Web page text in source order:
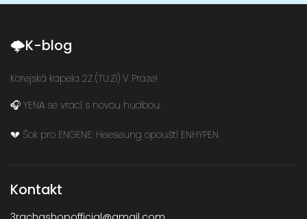
🌩K-blog
Korejská kapela 2Z (TU:ZI) V Praze!
🎧 YENA se vrací s novou hudbou.
💔 Šok pro ENGENE: Heeseung opouští ENHYPEN
Kontakt